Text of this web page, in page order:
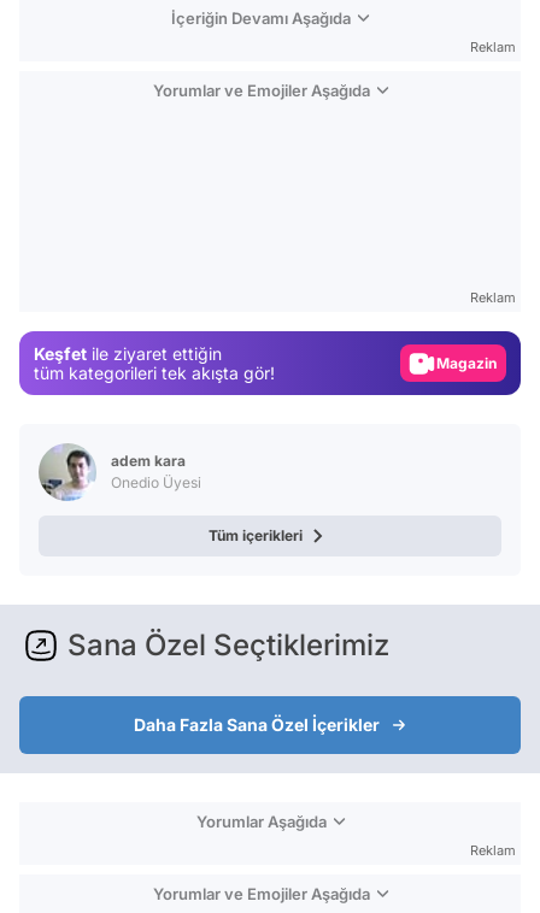
İçeriğin Devamı Aşağıda
Reklam
Yorumlar ve Emojiler Aşağıda
Reklam
Keşfet ile ziyaret ettiğin
tüm kategorileri tek akışta gör!
Magazin
adem kara
Onedio Üyesi
Tüm içerikleri
Sana Özel Seçtiklerimiz
Daha Fazla Sana Özel İçerikler
Yorumlar Aşağıda
Reklam
Yorumlar ve Emojiler Aşağıda